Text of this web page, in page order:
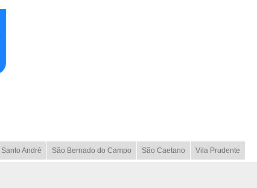
Santo André São Bernado do Campo São Caetano Vila Prudente